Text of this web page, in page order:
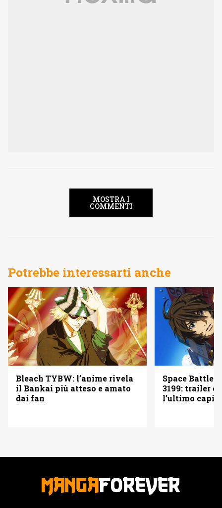
MOSTRA I
COMMENTI
Potrebbe interessarti anche
Bleach TYBW: l’anime rivela
il Bankai più atteso e amato
dai fan
Space
3199: trailer e
l’ultimo